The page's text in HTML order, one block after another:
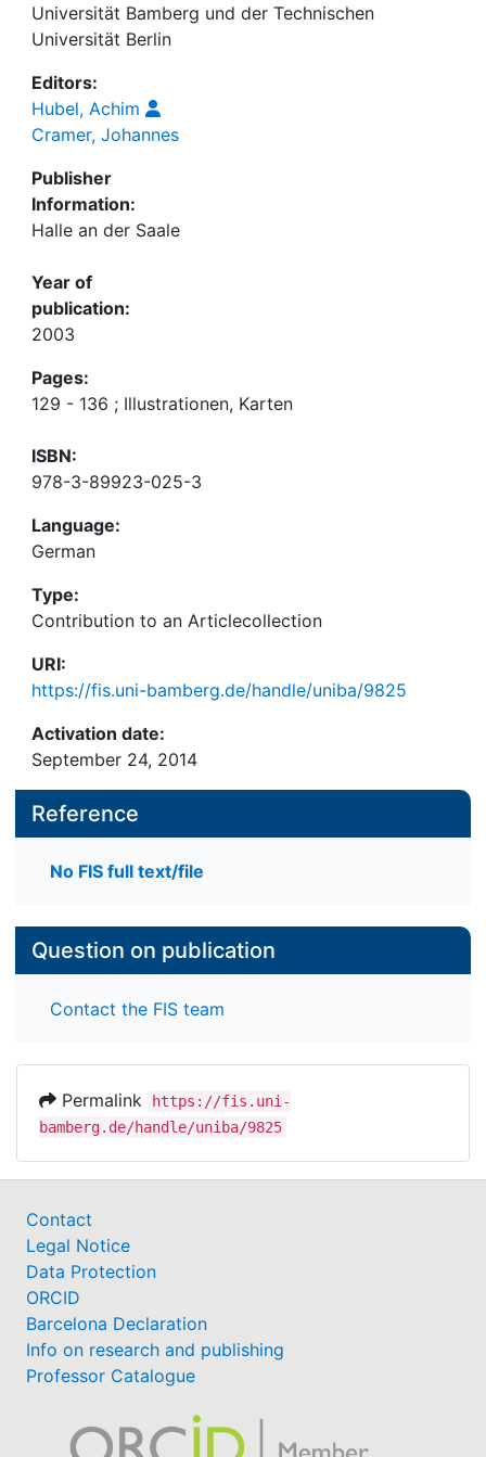
Universität Bamberg und der Technischen
Universität Berlin
Editors:
Hubel, Achim
Cramer, Johannes
Publisher
Information:
Halle an der Saale
Year of
publication:
2003
Pages:
129 - 136 ; Illustrationen, Karten
ISBN:
978-3-89923-025-3
Language:
German
Type:
Contribution to an Articlecollection
URI:
https://fis.uni-bamberg.de/handle/uniba/9825
Activation date:
September 24, 2014
Reference
No FIS full text/file
Question on publication
Contact the FIS team
Permalink
https://fis.uni-
bamberg.de/handle/uniba/9825
Contact
Legal Notice
Data Protection
ORCID
Barcelona Declaration
Info on research and publishing
Professor Catalogue